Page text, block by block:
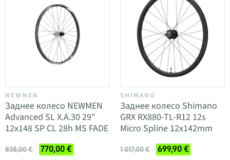
NEWMEN
Заднее колесо NEWMEN
Advanced SL X.A.30 29"
12x148 SP CL 28h MS FADE
838,00 € 770,00 €
SHIMANO
Заднее колесо Shimano
GRX RX880-TL-R12 12s
Micro Spline 12x142mm
1 017,00 € 699,90 €